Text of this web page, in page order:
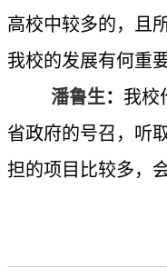
高校中较多的，且
我校的发展有何重
潘鲁生： 我校
省政府的号召，听
担的项目比较多，